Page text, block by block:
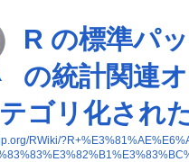
R の標準パ
の統計関連
ゴリ化され
RWiki/